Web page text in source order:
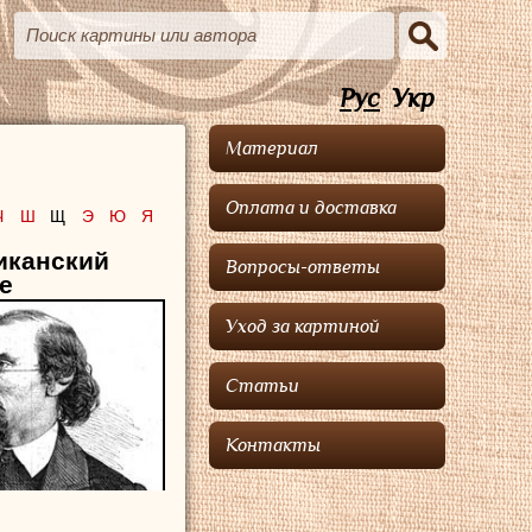
Рус Укр
Ш Щ Э Ю Я
Материал
Оплата и доставка
Вопросы-ответы
Уход за картиной
Статьи
Контакты